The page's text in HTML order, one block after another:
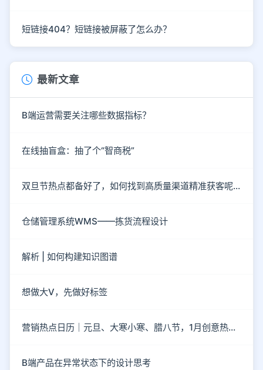
短链接404？短链接被屏蔽了怎么办？
最新文章
B端运营需要关注哪些数据指标？
在线抽盲盒：抽了个“智商税”
双旦节热点都备好了，如何找到高质量渠道精准获客呢？
仓储管理系统WMS——拣货流程设计
解析 | 如何构建知识图谱
想做大V，先做好标签
营销热点日历｜元旦、大寒小寒、腊八节，1月创意热点都在这
B端产品在异常状态下的设计思考